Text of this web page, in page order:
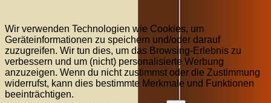
Wir verwenden Technologien wie Cookies, um
Geräteinformationen zu speichern und/oder darauf
zuzugreifen. Wir tun dies, um das Browsing-Erlebnis zu
verbessern und um (nicht) personalisierte Werbung
anzuzeigen. Wenn du nicht zustimmst oder die Zustimmung
widerrufst, kann dies bestimmte Merkmale und Funktionen
beeinträchtigen.